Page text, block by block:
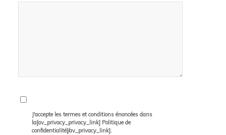
J'accepte les termes et conditions énoncées dans
la[av_privacy_privacy_link] Politique de
confidentialité[/av_privacy_link].